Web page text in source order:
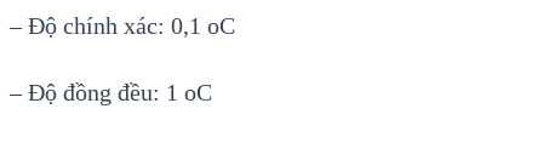
– Độ chính xác: 0,1 oC
– Độ đồng đều: 1 oC